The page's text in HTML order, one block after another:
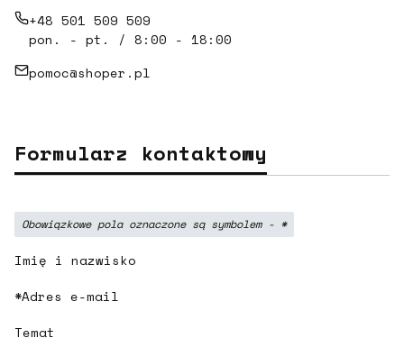
+48 501 509 509
pon. - pt. / 8:00 - 18:00
pomoc@shoper.pl
Formularz kontaktowy
Obowiązkowe pola oznaczone są symbolem - *
Imię i nazwisko
*Adres e-mail
Temat